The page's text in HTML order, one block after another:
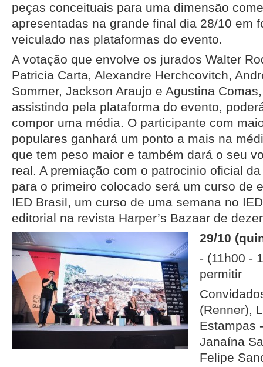
peças conceituais para uma dimensão
apresentadas na grande final dia 28/10 em
veiculado nas plataformas do evento.
A votação que envolve os jurados Walter
Patricia Carta, Alexandre Herchcovitch,
Sommer, Jackson Araujo e Agustina
assistindo pela plataforma do evento,
compor uma média. O participante com
populares ganhará um ponto a mais na
que tem peso maior e também dará o seu
real. A premiação com o patrocinio oficial
para o primeiro colocado será um curso de
IED Brasil, um curso de uma semana no
editorial na revista Harper’s Bazaar de
29/10
- (11h00 -
permitir
(Renner),
Estampas
Janaína
Felipe